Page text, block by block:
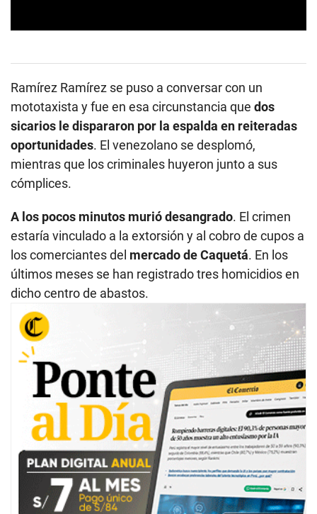
o
n
d
s
o
0
s
e
c
d
Ramírez Ramírez se puso a conversar con un
mototaxista y fue en esa circunstancia que dos
sicarios le dispararon por la espalda en reiteradas
oportunidades. El venezolano se desplomó,
mientras que los criminales huyeron junto a sus
cómplices.
A los pocos minutos murió desangrado. El crimen
estaría vinculado a la extorsión y al cobro de cupos a
los comerciantes del mercado de Caquetá. En los
últimos meses se han registrado tres homicidios en
dicho centro de abastos.